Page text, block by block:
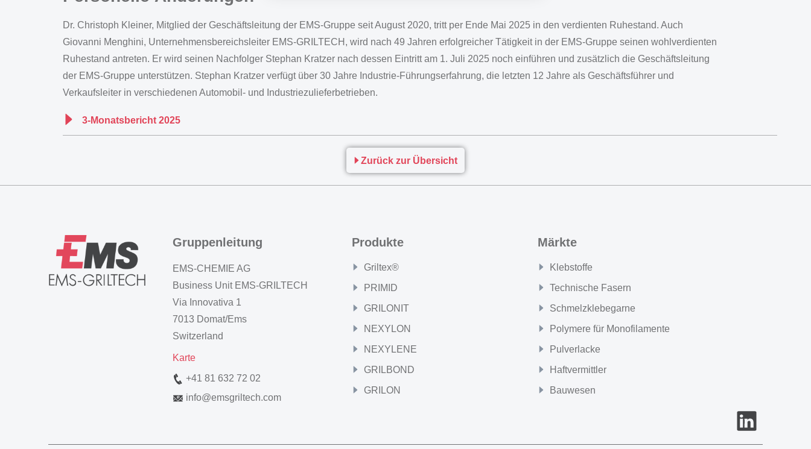
Dr. Christoph Kleiner, Mitglied der Geschäftsleitung der EMS-Gruppe seit August 2020, tritt per Ende Mai 2025 in den verdienten Ruhestand. Auch
Giovanni Menghini, Unternehmensbereichsleiter EMS-GRILTECH, wird nach 49 Jahren erfolgreicher Tätigkeit in der EMS-Gruppe seinen wohlverdienten
Ruhestand antreten. Er wird seinen Nachfolger Stephan Kratzer nach dessen Eintritt am 1. Juli 2025 noch einführen und zusätzlich die Geschäftsleitung
der EMS-Gruppe unterstützen. Stephan Kratzer verfügt über 30 Jahre Industrie-Führungserfahrung, die letzten 12 Jahre als Geschäftsführer und
Verkaufsleiter in verschiedenen Automobil- und Industriezulieferbetrieben.
3-Monatsbericht 2025
Zurück zur Übersicht
Gruppenleitung
EMS-CHEMIE AG
Business Unit EMS-GRILTECH
Via Innovativa 1
7013 Domat/Ems
Switzerland
Karte
+41 81 632 72 02
info@emsgriltech.com
Produkte
Griltex®
PRIMID
GRILONIT
NEXYLON
NEXYLENE
GRILBOND
GRILON
Märkte
Klebstoffe
Technische Fasern
Schmelzklebegarne
Polymere für Monofilamente
Pulverlacke
Haftvermittler
Bauwesen